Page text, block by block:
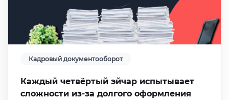
Кадровый документооборот
Каждый четвёртый эйчар испытывает
сложности из-за долгого оформления